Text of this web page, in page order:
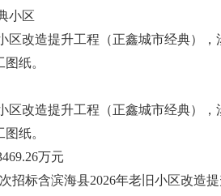
小区
区改造提升工程（正鑫城市经典）
纸。
区改造提升工程（正鑫城市经典）
纸。
万元
招标含滨海县2026年老旧小区改造